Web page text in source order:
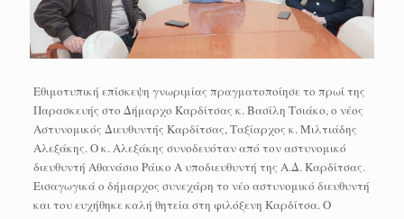
Εθιμοτυπική επίσκεψη γνωριμίας πραγματοποίησε το πρωί της
Παρασκευής στο Δήμαρχο Καρδίτσας κ. Βασίλη Τσιάκο, ο νέος
Αστυνομικός Διευθυντής Καρδίτσας, Ταξίαρχος κ. Μιλτιάδης
Αλεξάκης. Ο κ. Αλεξάκης συνοδευόταν από τον αστυνομικό
διευθυντή Αθανάσιο Ράικο Α υποδιευθυντή της Α.Δ. Καρδίτσας.
Εισαγωγικά ο δήμαρχος συνεχάρη το νέο αστυνομικό διευθυντή
και του ευχήθηκε καλή θητεία στη φιλόξενη Καρδίτσα. Ο